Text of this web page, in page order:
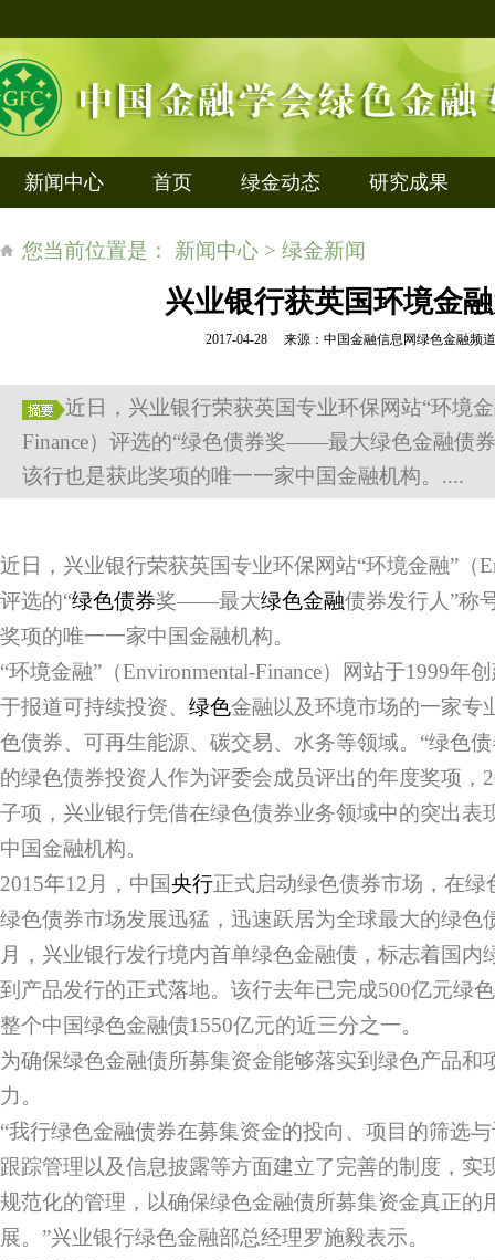
新闻中心 首页 绿金动态 研究成果
您当前位置是： 新闻中心 > 绿金新闻
兴业银行获英国环境金
2017-04-28 来源：中国金融信息网绿色金融
近日，兴业银行荣获英国专业环保网站“环境
Finance）评选的“绿色债券奖——最大绿色金融债
该行也是获此奖项的唯一一家中国金融机构。....
近日，兴业银行荣获英国专业环保网站“环境金融”（
评选的“绿色债券奖——最大绿色金融债券发行人”称
奖项的唯一一家中国金融机构。
“环境金融”（Environmental-Finance）网站于1999年
于报道可持续投资、 绿色金融以及环境市场的一家专
色债券、可再生能源、碳交易、水务等领域。“绿色
的绿色债券投资人作为评委会成员评出的年度奖项，
子项，兴业银行凭借在绿色债券业务领域中的突出表
中国金融机构。
2015年12月，中国央行正式启动绿色债券市场，在
绿色债券市场发展迅猛，迅速跃居为全球最大的绿色
月，兴业银行发行境内首单绿色金融债，标志着国内
到产品发行的正式落地。该行去年已完成500亿元绿
整个中国绿色金融债1550亿元的近三分之一。
为确保绿色金融债所募集资金能够落实到绿色产品和
力。
“我行绿色金融债券在募集资金的投向、项目的筛选
跟踪管理以及信息披露等方面建立了完善的制度，实
规范化的管理，以确保绿色金融债所募集资金真正的
展。”兴业银行绿色金融部总经理罗施毅表示。